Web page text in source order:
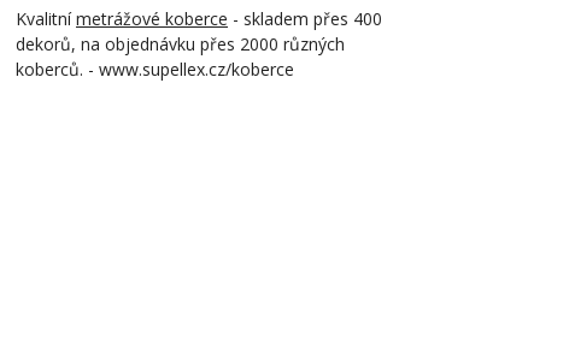
Kvalitnímetrážové koberce - skladem přes 400
dekorů, na objednávku přes 2000 různých
koberců. - www.supellex.cz/koberce